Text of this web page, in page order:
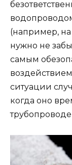
(например, на
нужно не
самым
ситуации
когда оно